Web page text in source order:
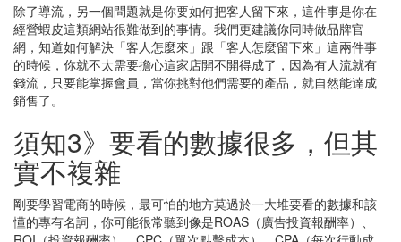
除了導流，另一個問題就是你要如何把客人留下來，這件事是你在
經營蝦皮這類網站很難做到的事情。我們更建議你同時做品牌官
網，知道如何解決「客人怎麼來」跟「客人怎麼留下來」這兩件事
的時候，你就不太需要擔心這家店開不開得成了，因為有人流就有
錢流，只要能掌握會員，當你挑對他們需要的產品，就自然能達成
銷售了。
須知3》要看的數據很多，但其
實不複雜
剛要學習電商的時候，最可怕的地方莫過於一大堆要看的數據和該
懂的專有名詞，你可能很常聽到像是ROAS（廣告投資報酬率）、